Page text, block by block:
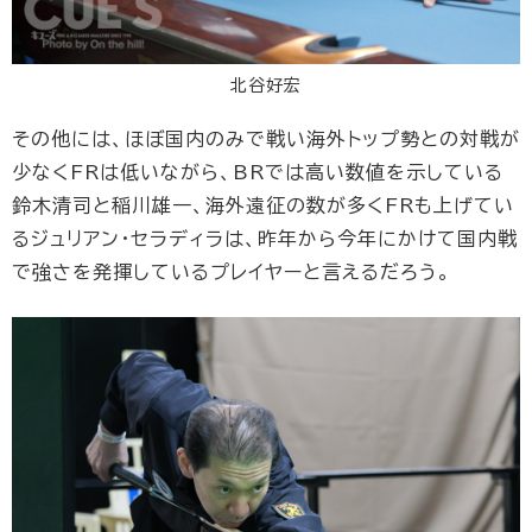
北谷好宏
その他には、ほぼ国内のみで戦い海外トップ勢との対戦が
少なくFRは低いながら、BRでは高い数値を示している
鈴木清司と稲川雄一、海外遠征の数が多くFRも上げてい
るジュリアン・セラディラは、昨年から今年にかけて国内戦
で強さを発揮しているプレイヤーと言えるだろう。